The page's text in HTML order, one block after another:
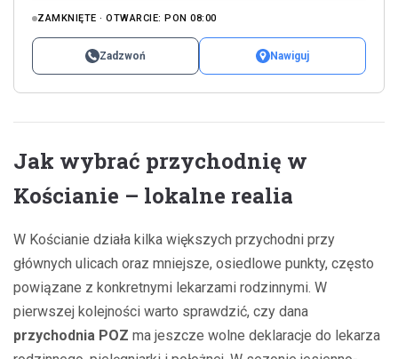
ZAMKNIĘTE · OTWARCIE: PON 08:00
Zadzwoń Nawiguj
Jak wybrać przychodnię w
Kościanie – lokalne realia
W Kościanie działa kilka większych przychodni przy
głównych ulicach oraz mniejsze, osiedlowe punkty, często
powiązane z konkretnymi lekarzami rodzinnymi. W
pierwszej kolejności warto sprawdzić, czy dana
przychodnia POZ ma jeszcze wolne deklaracje do lekarza